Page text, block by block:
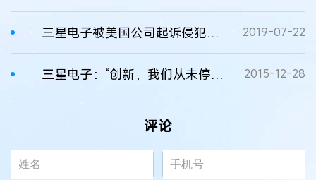
三星电子被美国公司起诉侵犯移动技术专利 2019-07-22
三星电子：“创新，我们从未停止” 2015-12-28
评论